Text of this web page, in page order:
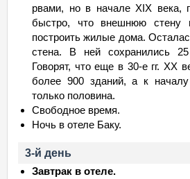
11.12.26 Пт - 14.12 Пн
29
12.12.26Сб - 15.12 Вт 29
Вс- 16.12 Ср 29
14.12.26 Пн - 17.12 Чт
29
15.12.26 Вт - 18.12 Пт
29
16.12.26 Ср - 19.12Сб
17.12.26 Чт - 20.12Вс
18.12.26 Пт - 21.12 Пн
19.12.26Сб- 22.12 Вт
рвами, но в начале XIX века,
быстро, что внешнюю стену
построить жилые дома.
стена. В ней сохранились
Говорят, что еще в 30-е гг. ХХ
более 900 зданий, а к
только половина.
Свободное время.
Ночь в отеле Баку.
3-й день
Завтрак в отеле.